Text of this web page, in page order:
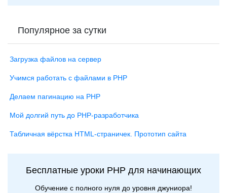
Популярное за сутки
Загрузка файлов на сервер
Учимся работать с файлами в PHP
Делаем пагинацию на PHP
Мой долгий путь до PHP-разработчика
Табличная вёрстка HTML-страничек. Прототип сайта
Бесплатные уроки PHP для начинающих
Обучение с полного нуля до уровня джуниора!